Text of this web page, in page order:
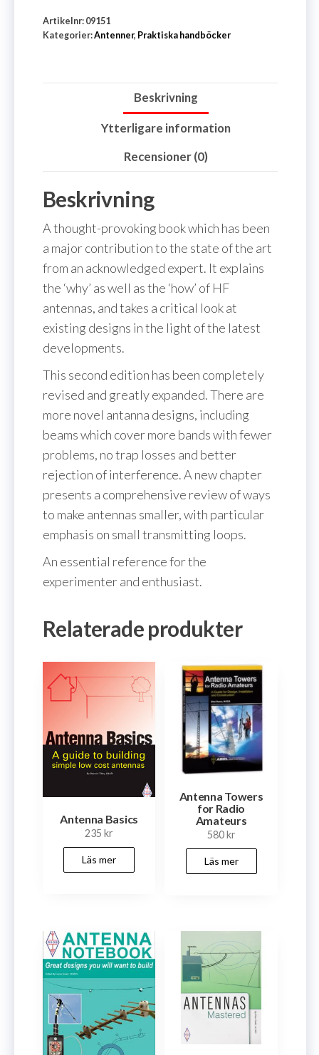
All
Artikelnr: 09151
Kategorier:Antenner, Praktiska handböcker
Beskrivning
Ytterligare information
Recensioner (0)
Beskrivning
A thought-provoking book which has been
a major contribution to the state of the art
from an acknowledged expert. It explains
the ‘why’ as well as the ‘how’ of HF
antennas, and takes a critical look at
existing designs in the light of the latest
developments.
This second edition has been completely
revised and greatly expanded. There are
more novel antanna designs, including
beams which cover more bands with fewer
problems, no trap losses and better
rejection of interference. A new chapter
presents a comprehensive review of ways
to make antennas smaller, with particular
emphasis on small transmitting loops.
An essential reference for the
experimenter and enthusiast.
Relaterade produkter
Antenna Basics
235kr
Läs mer
Antenna Towers
for Radio
Amateurs
580kr
Läs mer